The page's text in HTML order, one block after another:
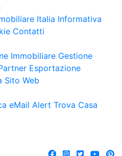
Italia Informativa
Contatti
Immobiliare Gestione
Esportazione
Sito Web
eMail Alert Trova Casa